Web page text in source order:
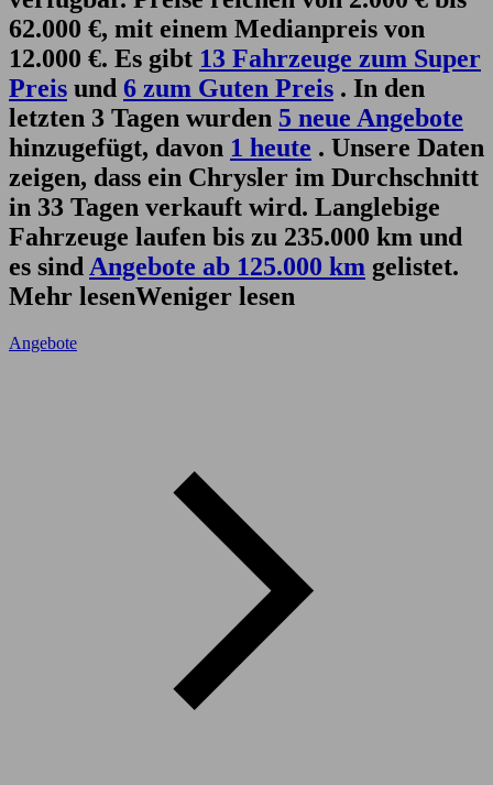
62.000 €, mit einem Medianpreis von
12.000 €. Es gibt 13 Fahrzeuge zum Super
Preis und 6 zum Guten Preis . In den
letzten 3 Tagen wurden 5 neue Angebote
hinzugefügt, davon 1 heute . Unsere Daten
zeigen, dass ein Chrysler im Durchschnitt
in 33 Tagen verkauft wird. Langlebige
Fahrzeuge laufen bis zu 235.000 km und
es sind Angebote ab 125.000 km gelistet.
Mehr lesenWeniger lesen
Angebote